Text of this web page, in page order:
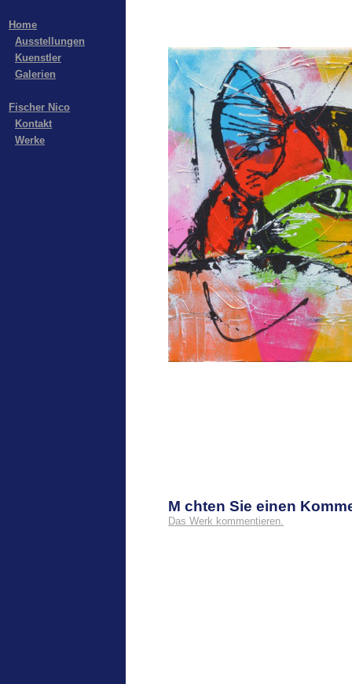
Home
Ausstellungen
Kuenstler
Galerien
Fischer Nico
Kontakt
Werke
M chten Sie einen
Das Werk kommentieren.